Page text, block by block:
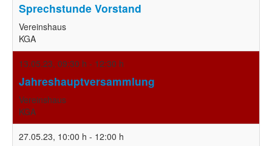
Sprechstunde Vorstand
Vereinshaus
KGA
13.05.23, 09:30 h - 12:30 h
Jahreshauptversammlung
Vereinshaus
KGA
27.05.23, 10:00 h - 12:00 h